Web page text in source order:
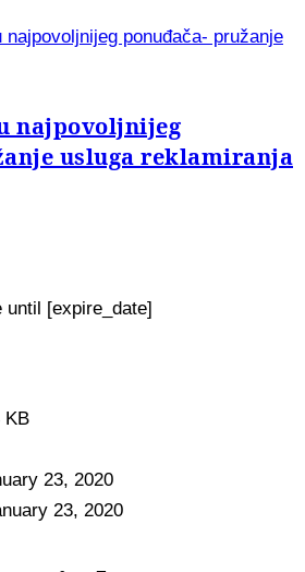
najpovoljnijeg ponuđača- pružanje
najpovoljnijeg
usluga reklamiranja
until [expire_date]
KB
23, 2020
23, 2020